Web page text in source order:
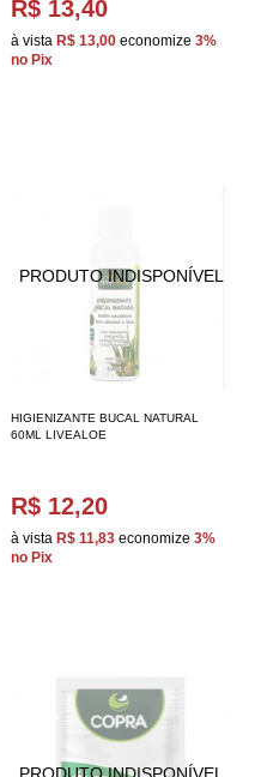
R$ 13,40
à vista R$ 13,00 economize 3%
no Pix
HIGIENIZANTE BUCAL NATURAL
60ML LIVEALOE
R$ 12,20
à vista R$ 11,83 economize 3%
no Pix